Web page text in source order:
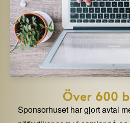
Över 600
Sponsorhuset har gjort avtal